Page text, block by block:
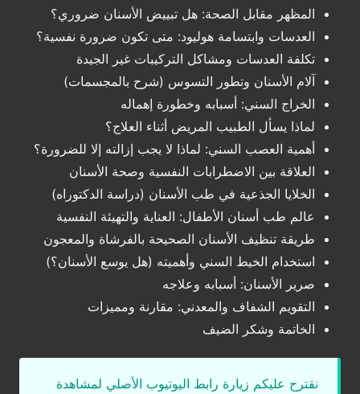
المظهر مقابل الصحة: هل تبييض الأسنان ضروري؟
العدسات وابتسامة هوليود: متى تكون ضرورة نفسية؟
تكلفة العدسات ومشاكل التركيبات غير الجيدة
آلام الأسنان وتطور التسوس (شرح بالمجسمات)
الخراج السني: أسبابه وخطورة إهماله
لماذا يسأل الطبيب المريض أثناء العلاج؟
أهمية العصب السني: لماذا لا يجب إزالته إلا للضرورة؟
العلاقة بين الاضطرابات النفسية وصحة الأسنان
الخلايا الجذعية في طب الأسنان (دراسة الدكتوراه)
عالم طب أسنان الأطفال: العناية والتهيئة النفسية
طريقة تنظيف الأسنان الصحيحة بالفرشاة والمعجون
استخدام الخيط السني وأهميته (هل يوسع الأسنان؟)
صرير الأسنان: أسبابه وعلاجه
التقويم الشفاف والمعدني: مقارنة ومميزات
الخاتمة وشكر الضيف
نقترح عليكم زيارة رابط اليوتيوب الأصلي لمشاهدة